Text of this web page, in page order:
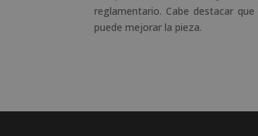
reglamentario. Cabe destacar
puede mejorar la pieza.